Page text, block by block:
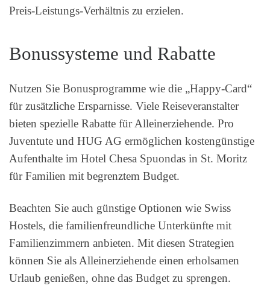
Preis-Leistungs-Verhältnis zu erzielen.
Bonussysteme und Rabatte
Nutzen Sie Bonusprogramme wie die „Happy-Card“
für zusätzliche Ersparnisse. Viele Reiseveranstalter
bieten spezielle Rabatte für Alleinerziehende. Pro
Juventute und HUG AG ermöglichen kostengünstige
Aufenthalte im Hotel Chesa Spuondas in St. Moritz
für Familien mit begrenztem Budget.
Beachten Sie auch günstige Optionen wie Swiss
Hostels, die familienfreundliche Unterkünfte mit
Familienzimmern anbieten. Mit diesen Strategien
können Sie als Alleinerziehende einen erholsamen
Urlaub genießen, ohne das Budget zu sprengen.